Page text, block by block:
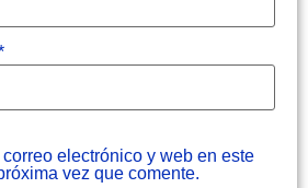
electrónico y web en este
vez que comente.